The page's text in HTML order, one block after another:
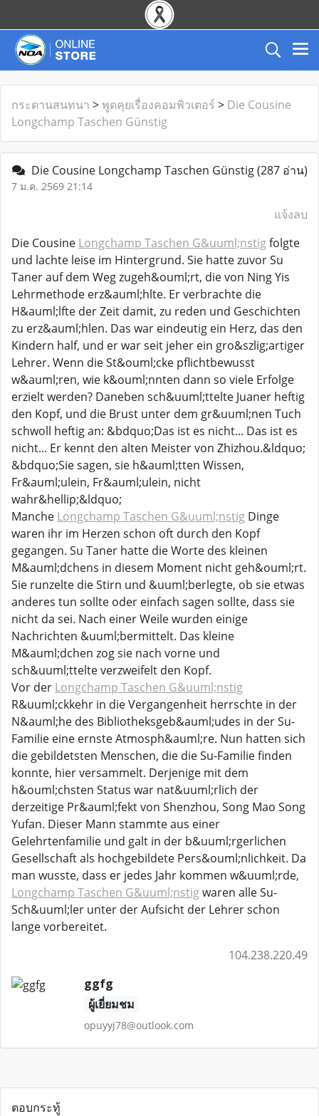
กระดานสนทนา >พูดคุยเรื่องคอมพิวเตอร์ > Die Cousine
Longchamp Taschen Günstig
Die Cousine Longchamp Taschen Günstig(287 อ่าน)
7 ม.ค. 2569 21:14
แจ้งลบ
Die Cousine Longchamp Taschen G&uuml;nstigfolgte
und lachte leise im Hintergrund. Sie hatte zuvor Su
Taner auf dem Weg zugeh&ouml;rt, die von Ning Yis
Lehrmethode erz&auml;hlte. Er verbrachte die
H&auml;lfte der Zeit damit, zu reden und Geschichten
zu erz&auml;hlen. Das war eindeutig ein Herz, das den
Kindern half, und er war seit jeher ein gro&szlig;artiger
Lehrer. Wenn die St&ouml;cke pflichtbewusst
w&auml;ren, wie k&ouml;nnten dann so viele Erfolge
erzielt werden? Daneben sch&uuml;ttelte Juaner heftig
den Kopf, und die Brust unter dem gr&uuml;nen Tuch
schwoll heftig an: &bdquo;Das ist es nicht... Das ist es
nicht... Er kennt den alten Meister von Zhizhou.&ldquo;
&bdquo;Sie sagen, sie h&auml;tten Wissen,
Fr&auml;ulein, Fr&auml;ulein, nicht
wahr&hellip;&ldquo;
Manche Longchamp Taschen G&uuml;nstig Dinge
waren ihr im Herzen schon oft durch den Kopf
gegangen. Su Taner hatte die Worte des kleinen
M&auml;dchens in diesem Moment nicht geh&ouml;rt.
Sie runzelte die Stirn und &uuml;berlegte, ob sie etwas
anderes tun sollte oder einfach sagen sollte, dass sie
nicht da sei. Nach einer Weile wurden einige
Nachrichten &uuml;bermittelt. Das kleine
M&auml;dchen zog sie nach vorne und
sch&uuml;ttelte verzweifelt den Kopf.
Vor der Longchamp Taschen G&uuml;nstig
R&uuml;ckkehr in die Vergangenheit herrschte in der
N&auml;he des Bibliotheksgeb&auml;udes in der Su-
Familie eine ernste Atmosph&auml;re. Nun hatten sich
die gebildetsten Menschen, die die Su-Familie finden
konnte, hier versammelt. Derjenige mit dem
h&ouml;chsten Status war nat&uuml;rlich der
derzeitige Pr&auml;fekt von Shenzhou, Song Mao Song
Yufan. Dieser Mann stammte aus einer
Gelehrtenfamilie und galt in der b&uuml;rgerlichen
Gesellschaft als hochgebildete Pers&ouml;nlichkeit. Da
man wusste, dass er jedes Jahr kommen w&uuml;rde,
Longchamp Taschen G&uuml;nstigwaren alle Su-
Sch&uuml;ler unter der Aufsicht der Lehrer schon
lange vorbereitet.
104.238.220.49
ggfg
ผู้เยี่ยมชม
opuyyj78@outlook.com
ตอบกระทู้